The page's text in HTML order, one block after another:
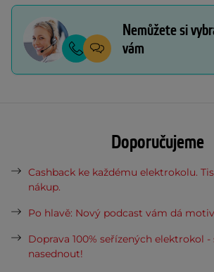
Nemůžete si
vám
Doporučujeme
Cashback ke každému elektrokolu.
nákup.
Po hlavě: Nový podcast vám dá
Doprava 100% seřízených elektrokol -
nasednout!